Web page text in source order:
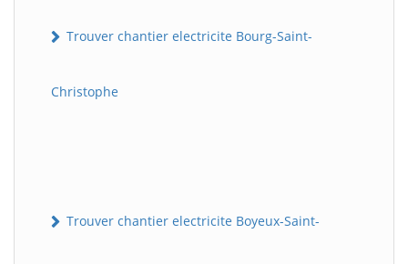
Trouver chantier electricite Bourg-Saint-
Christophe
Trouver chantier electricite Boyeux-Saint-